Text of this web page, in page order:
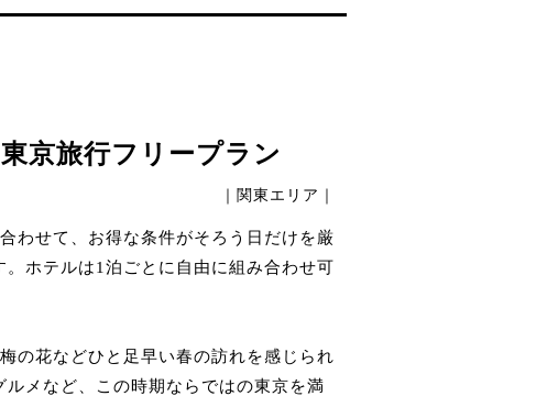
京旅行フリープラン
｜関東エリア｜
わせて、お得な条件がそろう日だけを厳
ホテルは1泊ごとに自由に組み合わせ可
の花などひと足早い春の訪れを感じられ
メなど、この時期ならではの東京を満